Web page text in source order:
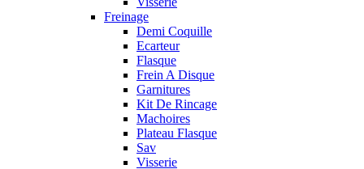
Freinage
Demi Coquille
Ecarteur
Flasque
Frein A Disque
Garnitures
Kit De Rincage
Machoires
Plateau Flasque
Sav
Visserie